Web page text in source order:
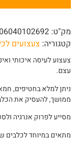
מק"ט:
קטגוריה: צעצועים
צעצוע לעיסה איכותי
עצם.
ניתן למלא בחטיפים,
ממושך, להעסיק את
מסייע לפרוק אנרגיה
מתאים במיוחד לכלבים